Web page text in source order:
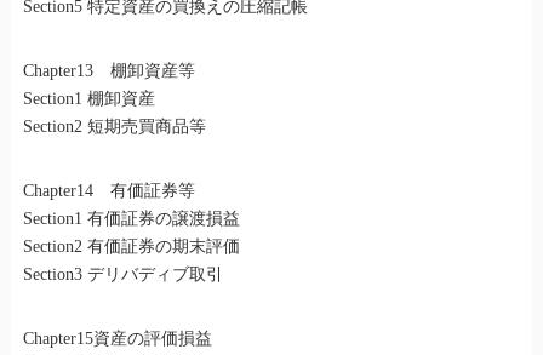
Section5 特定資産の買換えの圧縮記帳
Chapter13 棚卸資産等
Section1 棚卸資産
Section2 短期売買商品等
Chapter14 有価証券等
Section1 有価証券の譲渡損益
Section2 有価証券の期末評価
Section3 デリバディブ取引
Chapter15資産の評価損益